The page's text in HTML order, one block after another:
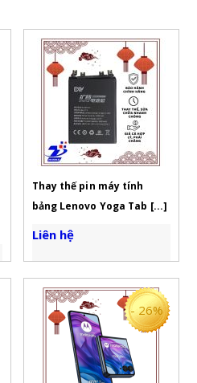
Thay thế pin máy tính
bảng Lenovo Yoga Tab [...]
Liên hệ
• Chính sách bảo hành
và chế độ hậu mãi cực
Thời gian thay nhanh
- 26%